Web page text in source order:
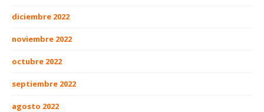
diciembre 2022
noviembre 2022
octubre 2022
septiembre 2022
agosto 2022